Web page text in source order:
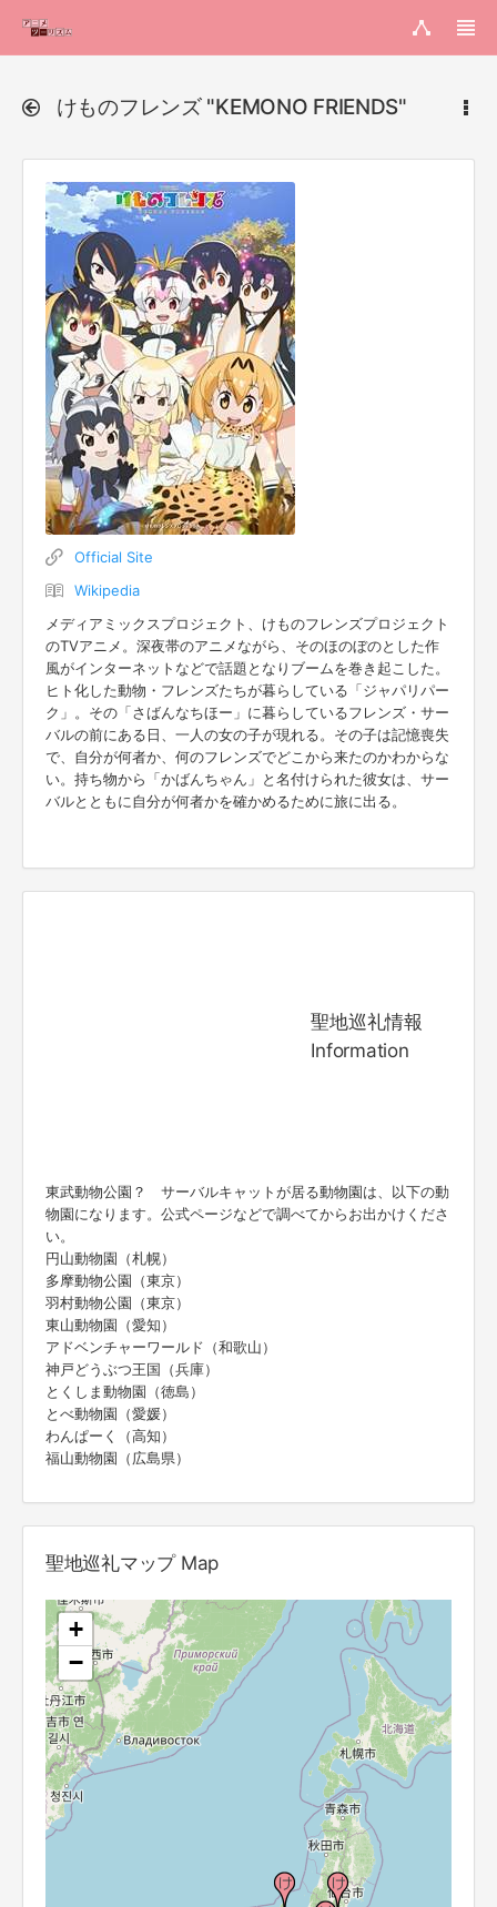
けものフレンズ "KEMONO FRIENDS"
Official Site
Wikipedia
メディアミックスプロジェクト、けものフレンズプロジェクト
のTVアニメ。深夜帯のアニメながら、そのほのぼのとした作
風がインターネットなどで話題となりブームを巻き起こした。
ヒト化した動物・フレンズたちが暮らしている「ジャパリパー
ク」。その「さばんなちほー」に暮らしているフレンズ・サー
バルの前にある日、一人の女の子が現れる。その子は記憶喪失
で、自分が何者か、何のフレンズでどこから来たのかわからな
い。持ち物から「かばんちゃん」と名付けられた彼女は、サー
バルとともに自分が何者かを確かめるために旅に出る。
聖地巡礼情報
Information
東武動物公園？ サーバルキャットが居る動物園は、以下の動
物園になります。公式ページなどで調べてからお出かけくださ
い。
円山動物園（札幌）
多摩動物公園（東京）
羽村動物公園（東京）
東山動物園（愛知）
アドベンチャーワールド（和歌山）
神戸どうぶつ王国（兵庫）
とくしま動物園（徳島）
とべ動物園（愛媛）
わんぱーく（高知）
福山動物園（広島県）
聖地巡礼マップ Map
+
−